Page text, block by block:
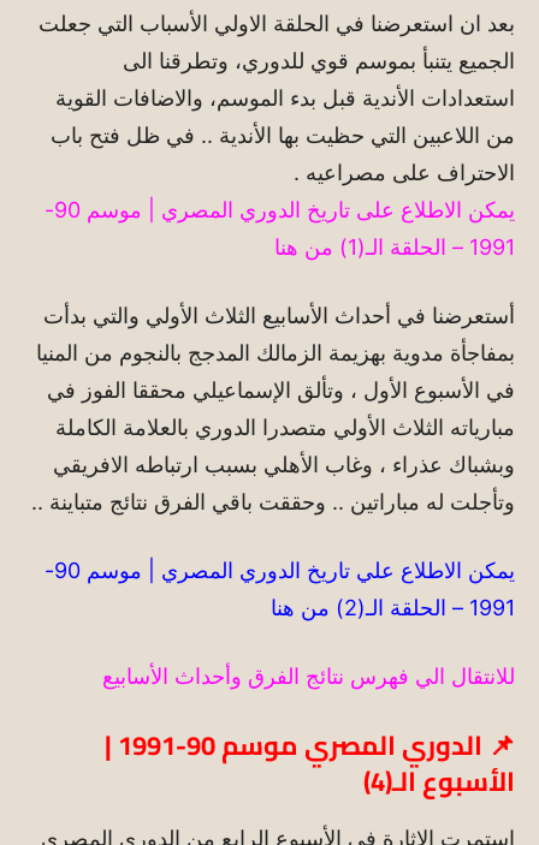
بعد ان استعرضنا في الحلقة الاولي الأسباب التي جعلت
الجميع يتنبأ بموسم قوي للدوري، وتطرقنا الى
استعدادات الأندية قبل بدء الموسم، والاضافات القوية
من اللاعبين التي حظيت بها الأندية .. في ظل فتح باب
الاحتراف على مصراعيه .
يمكن الاطلاع على تاريخ الدوري المصري | موسم 90-
1991 – الحلقة الـ(1) من هنا
أستعرضنا في أحداث الأسابيع الثلاث الأولي والتي بدأت
بمفاجأة مدوية بهزيمة الزمالك المدجج بالنجوم من المنيا
في الأسبوع الأول ، وتألق الإسماعيلي محققا الفوز في
مبارياته الثلاث الأولي متصدرا الدوري بالعلامة الكاملة
وبشباك عذراء ، وغاب الأهلي بسبب ارتباطه الافريقي
وتأجلت له مباراتين .. وحققت باقي الفرق نتائج متباينة ..
يمكن الاطلاع علي تاريخ الدوري المصري | موسم 90-
1991 – الحلقة الـ(2) من هنا
للانتقال الي فهرس نتائج الفرق وأحداث الأسابيع
📌 الدوري المصري موسم 90-1991 |
الأسبوع الـ(4)
استمرت الإثارة في الأسبوع الرابع من الدوري المصري